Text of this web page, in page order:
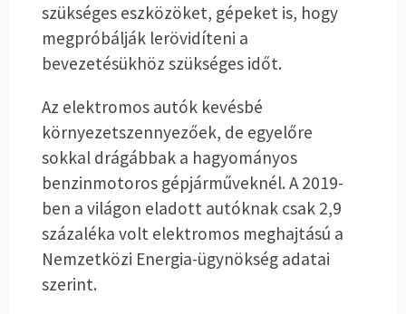
szükséges eszközöket, gépeket is, hogy
megpróbálják lerövidíteni a
bevezetésükhöz szükséges időt.
Az elektromos autók kevésbé
környezetszennyezőek, de egyelőre
sokkal drágábbak a hagyományos
benzinmotoros gépjárműveknél. A 2019-
ben a világon eladott autóknak csak 2,9
százaléka volt elektromos meghajtású a
Nemzetközi Energia-ügynökség adatai
szerint.